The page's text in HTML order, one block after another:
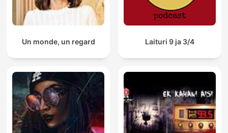
Un monde, un regard Laituri 9 ja 3/4